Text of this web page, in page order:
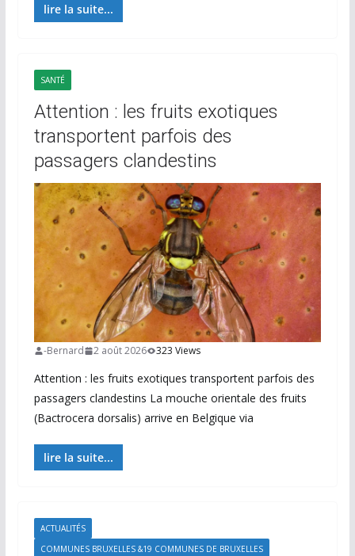
lire la suite...
SANTÉ
Attention : les fruits exotiques
transportent parfois des
passagers clandestins
-Bernard 2 août 2026 323 Views
Attention : les fruits exotiques transportent parfois des
passagers clandestins La mouche orientale des fruits
(Bactrocera dorsalis) arrive en Belgique via
lire la suite...
ACTUALITÉS
COMMUNES BRUXELLES &19 COMMUNES DE BRUXELLES